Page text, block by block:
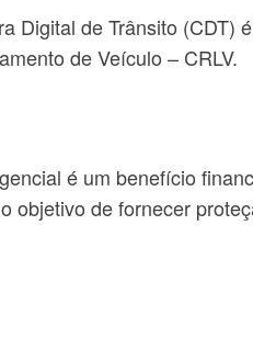
Digital de Trânsito
de Veículo – CRLV.
é um benefício
objetivo de fornecer